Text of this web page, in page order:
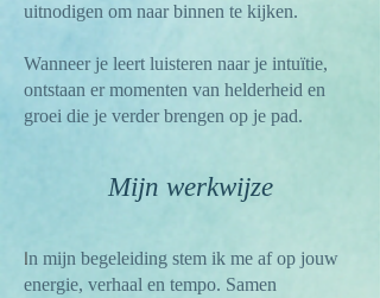
uitnodigen om naar binnen te kijken.
Wanneer je leert luisteren naar je intuïtie,
ontstaan er momenten van helderheid en
groei die je verder brengen op je pad.
Mijn werkwijze
In mijn begeleiding stem ik me af op jouw
energie, verhaal en tempo. Samen